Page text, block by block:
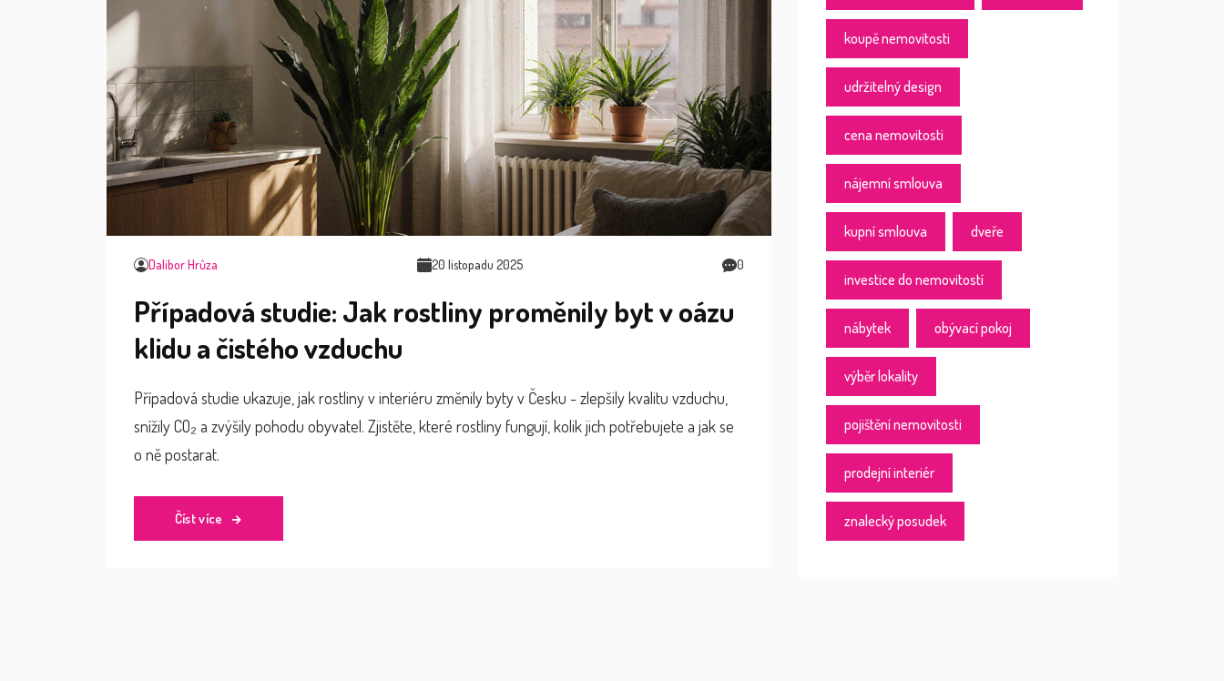
Dalibor Hrůza 20 listopadu 2025 0
Případová studie: Jak rostliny proměnily byt v oázu
klidu a čistého vzduchu
Případová studie ukazuje, jak rostliny v interiéru změnily byty v Česku - zlepšily kvalitu vzduchu,
snížily CO₂ a zvýšily pohodu obyvatel. Zjistěte, které rostliny fungují, kolik jich potřebujete a jak se
o ně postarat.
Číst více
koupě nemovitosti
udržitelný design
cena nemovitosti
nájemní smlouva
kupní smlouva dveře
investice do nemovitostí
nábytek obývací pokoj
výběr lokality
pojištění nemovitosti
prodejní interiér
znalecký posudek